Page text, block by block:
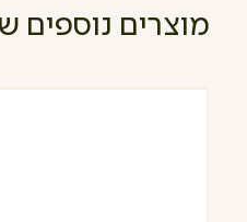
מוצרים נוספים